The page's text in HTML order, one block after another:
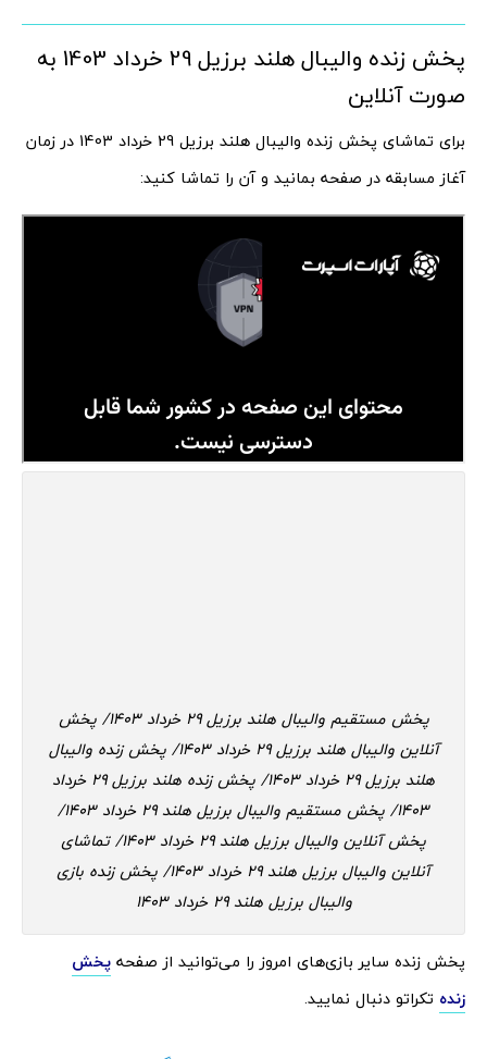
پخش زنده والیبال هلند برزیل 29 خرداد 1403 به
صورت آنلاین
برای تماشای پخش زنده والیبال هلند برزیل 29 خرداد 1403 در زمان
آغاز مسابقه در صفحه بمانید و آن را تماشا کنید:
پخش مستقیم والیبال هلند برزیل 29 خرداد 1403/ پخش
آنلاین والیبال هلند برزیل 29 خرداد 1403/ پخش زنده والیبال
هلند برزیل 29 خرداد 1403/ پخش زنده هلند برزیل 29 خرداد
1403/ پخش مستقیم والیبال برزیل هلند 29 خرداد 1403/
پخش آنلاین والیبال برزیل هلند 29 خرداد 1403/ تماشای
آنلاین والیبال برزیل هلند 29 خرداد 1403/ پخش زنده بازی
والیبال برزیل هلند 29 خرداد 1403
پخش زنده سایر بازی‌های امروز را می‌توانید از صفحه پخش
زنده تکراتو دنبال نمایید.